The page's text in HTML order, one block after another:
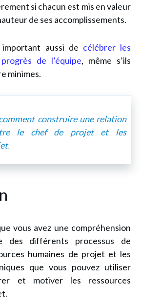
si chacun est mis en valeur
de ses accomplissements.
aussi de célébrer les
de l’équipe, même s’ils
minimes.
construire une relation
le chef de projet et les
.
vous avez une compréhension
des différents processus de
humaines de projet et les
que vous pouvez utiliser
et motiver les ressources